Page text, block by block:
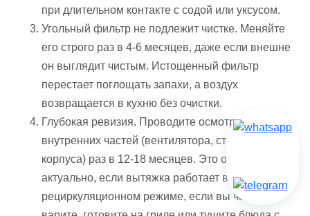
при длительном контакте с содой или уксусом.
Угольный фильтр не подлежит чистке. Меняйте
его строго раз в 4-6 месяцев, даже если внешне
он выглядит чистым. Истощенный фильтр
перестает поглощать запахи, а воздух
возвращается в кухню без очистки.
Глубокая ревизия. Проводите осмотр
внутренних частей (вентилятора, стенок
корпуса) раз в 12-18 месяцев. Это особенно
актуально, если вытяжка работает в
рециркуляционном режиме, если вы часто